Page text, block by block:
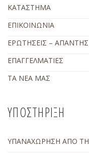
ΚΑΤΑΣΤΗΜΑ
ΕΠΙΚΟΙΝΩΝΙΑ
ΕΡΩΤΗΣΕΙΣ –
ΕΠΑΓΓΕΛΜΑΤΙΕΣ
ΤΑ ΝΕΑ ΜΑΣ
ΥΠΟΣΤΗΡΙΞΗ
ΥΠΑΝΑΧΩΡΗΣΗ ΑΠΟ